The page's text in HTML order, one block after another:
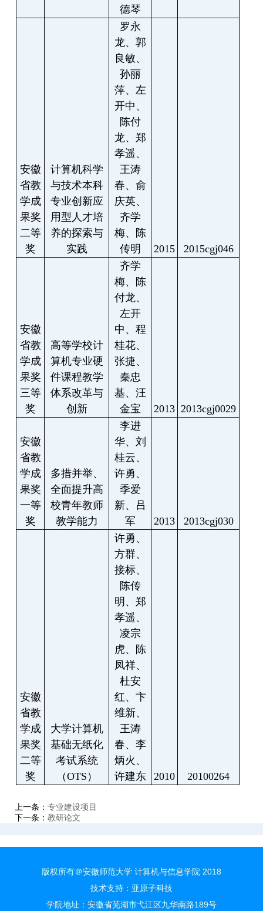
德琴
安徽
省教
学成
果奖
二等
奖
计算机科学
与技术本科
专业创新应
用型人才培
养的探索与
实践
罗永
龙、郭
良敏、
孙丽
萍、左
开中、
陈付
龙、郑
孝遥、
王涛
春、俞
庆英、
齐学
梅、陈
传明
2015 2015cgj046
安徽
省教
学成
果奖
三等
奖
高等学校计
算机专业硬
件课程教学
体系改革与
创新
齐学
梅、陈
付龙、
左开
中、程
桂花、
张捷、
秦忠
基、汪
金宝
2013 2013cgj0029
安徽
省教
学成
果奖
一等
奖
多措并举、
全面提升高
校青年教师
教学能力
李进
华、刘
桂云、
许勇、
季爱
新、吕
军
2013 2013cgj030
安徽
省教
学成
果奖
二等
奖
大学计算机
基础无纸化
考试系统
（OTS ）
许勇、
方群、
接标、
陈传
明、郑
孝遥、
凌宗
虎、陈
凤祥、
杜安
红、卞
维新、
王涛
春、李
炳火、
许建东
2010 20100264
上一条： 专业建设项目
下一条： 教研论文
版权所有＠安徽师范大学 计算机与信息学院 2018
技术支持： 亚原子科技
学院地址：安徽省芜湖市弋江区九华南路189号